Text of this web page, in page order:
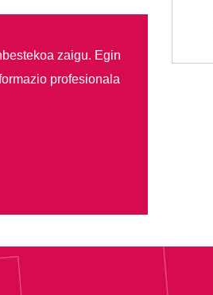
zaigu. Egin
profesionala